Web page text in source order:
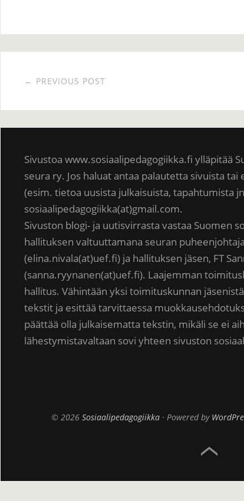
← PREVIOUS POST
Sivustoa www.sosiaalipedagogiikka.fi ylläpitää
seura ry. Jos haluat antaa palautetta sivuista
(esim. tietoa uusista julkaisuista, tapahtumista
sosiaalipedagogiikka(at)gmail.com.
Sivuston blogi- ja uutisvirrasta vastaa Suomen
hallituksen valtuuttamana seuran
(elina.nivala(at)uef.fi) ja hallituksen jäsen, FT
(sanna.ryynanen(at)uef.fi). Laajemman
hallitus. Vähintään yksi toimituskunnan
tekstit ja esittää tarvittaessa
päättää olla julkaisematta tekstin, mikäli se ei
lähestymistavaltaan sovi yhteen sivuston
© 2026Sosiaalipedagogiikka Powered by